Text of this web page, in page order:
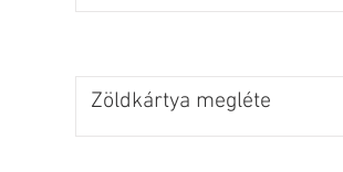
Zöldkártya megléte